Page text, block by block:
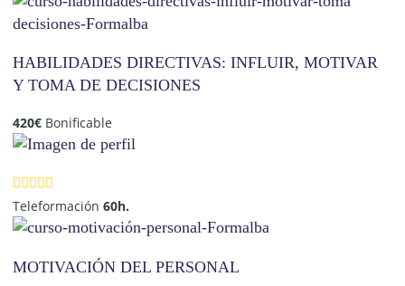
HABILIDADES DIRECTIVAS: INFLUIR, MOTIVAR
Y TOMA DE DECISIONES
420€ Bonificable
Teleformación60h.
MOTIVACIÓN DEL PERSONAL